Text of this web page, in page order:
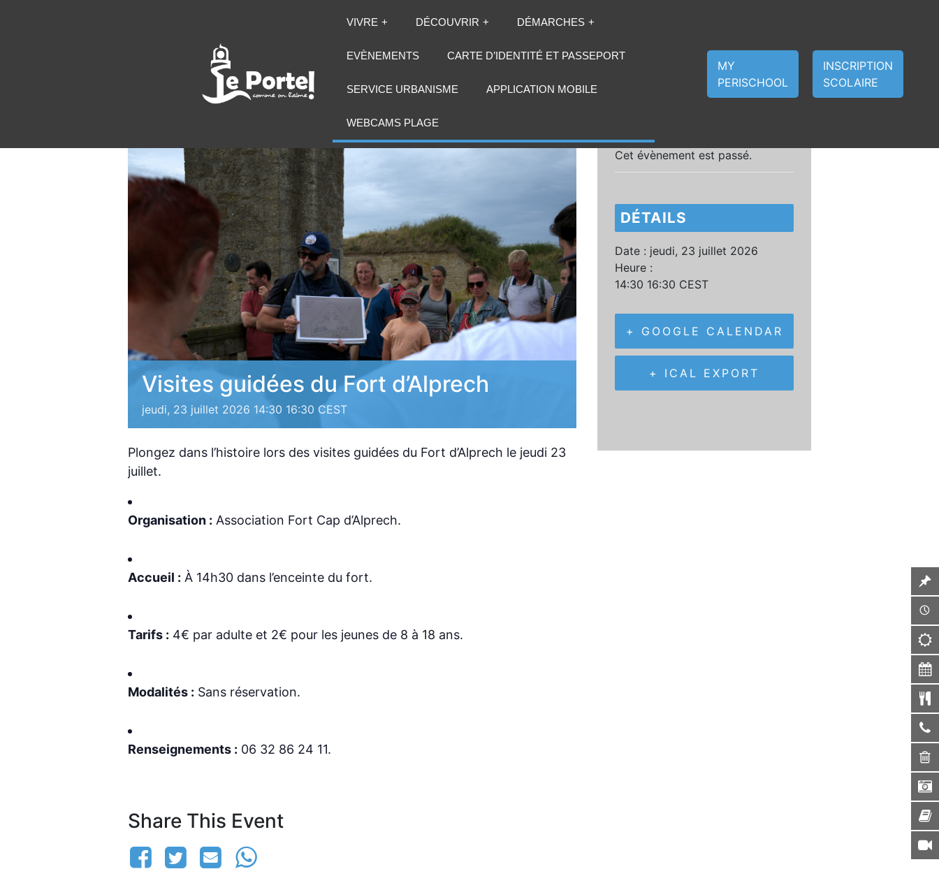
VIVRE DÉCOUVRIR DÉMARCHES
EVÈNEMENTS CARTE D’IDENTITÉ ET PASSEPORT
SERVICE URBANISME APPLICATION MOBILE
WEBCAMS PLAGE
MY
PERISCHOOL
INSCRIPTION
SCOLAIRE
Visites guidées du Fort d’Alprech
jeudi, 23 juillet 2026 14:30 16:30 CEST
Plongez dans l’histoire lors des visites guidées du Fort d’Alprech le jeudi 23
juillet.
Organisation : Association Fort Cap d’Alprech.
Accueil : À 14h30 dans l’enceinte du fort.
Tarifs : 4€ par adulte et 2€ pour les jeunes de 8 à 18 ans.
Modalités : Sans réservation.
Renseignements : 06 32 86 24 11.
Share This Event
Cet évènement est passé.
DÉTAILS
Date : jeudi, 23 juillet 2026
Heure :
14:30 16:30 CEST
+ GOOGLE CALENDAR
+ ICAL EXPORT